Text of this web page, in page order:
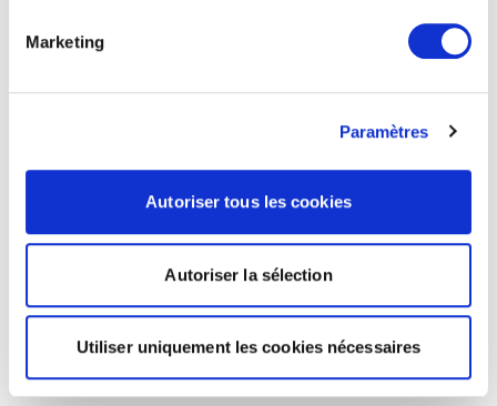
Marketing
Paramètres
Autoriser tous les cookies
Autoriser la sélection
Utiliser uniquement les cookies nécessaires